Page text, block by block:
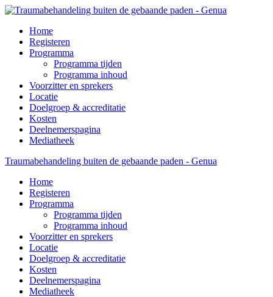
Home
Registeren
Programma
Programma tijden
Programma inhoud
Voorzitter en sprekers
Locatie
Doelgroep & accreditatie
Kosten
Deelnemerspagina
Mediatheek
Traumabehandeling buiten de gebaande paden - Genua
Home
Registeren
Programma
Programma tijden
Programma inhoud
Voorzitter en sprekers
Locatie
Doelgroep & accreditatie
Kosten
Deelnemerspagina
Mediatheek